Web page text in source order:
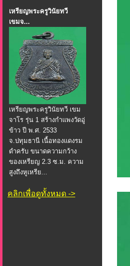
เหรียญพระครูวินัยทวี
เขมจ...
เหรียญพระครูวินัยทวี เขม
จาโร รุ่น 1 สร้างกำแพงวัดอู่
ข้าว ปี พ.ศ. 2533
จ.ปทุมธานี เนื้อทองแดงรม
ดำครับ ขนาดความกว้าง
ของเหรียญ 2.3 ซ.ม. ความ
สูงถึงหูเหรีย...
คลิกเพื่อดูทั้งหมด ->